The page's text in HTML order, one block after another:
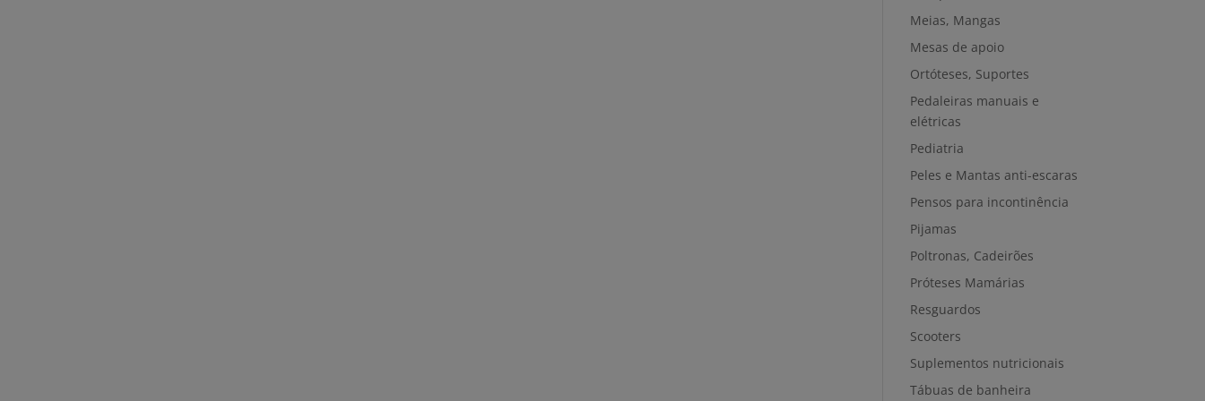
Meias, Mangas
Mesas de apoio
Ortóteses, Suportes
Pedaleiras manuais e
elétricas
Pediatria
Peles e Mantas anti-escaras
Pensos para incontinência
Pijamas
Poltronas, Cadeirões
Próteses Mamárias
Resguardos
Scooters
Suplementos nutricionais
Tábuas de banheira